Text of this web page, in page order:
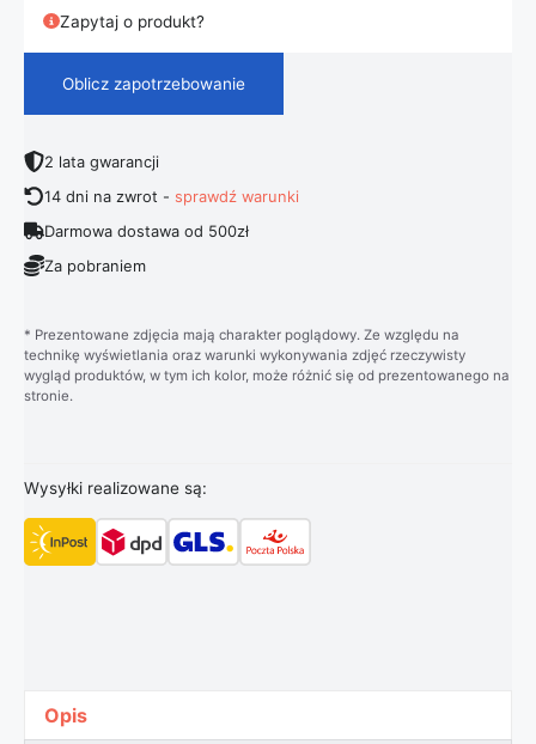
Zapytaj o produkt?
Oblicz zapotrzebowanie
2 lata gwarancji
14 dni na zwrot -sprawdź warunki
Darmowa dostawa od 500zł
Za pobraniem
* Prezentowane zdjęcia mają charakter poglądowy. Ze względu na
technikę wyświetlania oraz warunki wykonywania zdjęć rzeczywisty
wygląd produktów, w tym ich kolor, może różnić się od prezentowanego na
stronie.
Wysyłki realizowane są:
Opis